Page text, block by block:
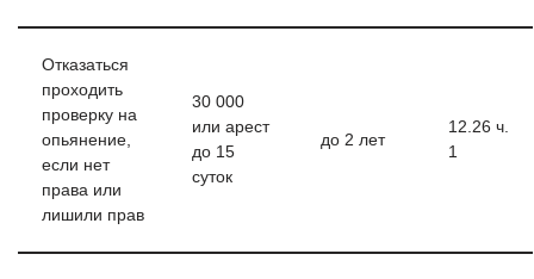
Отказаться
проходить
проверку на
опьянение,
если нет
права или
лишили прав
30 000
или арест
до 15
суток
до 2 лет
12.26 ч.
1